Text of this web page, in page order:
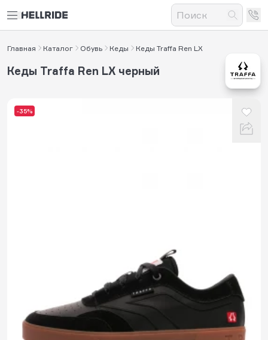
Главная Каталог Обувь Кеды Кеды Traffa Ren LX
-35%
Кеды Traffa Ren LX черный